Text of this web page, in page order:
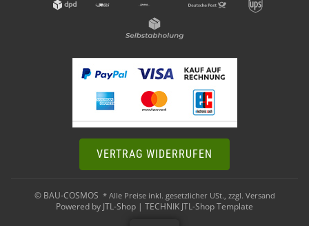
VERTRAG WIDERRUFEN
© BAU-COSMOS * Alle Preise inkl. gesetzlicher USt., zzgl. Versand
Powered by JTL-Shop | TECHNIK JTL-Shop Template